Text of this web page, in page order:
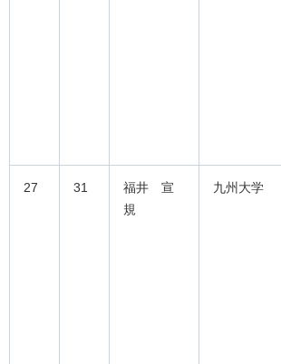
27 31
福井 宣
規
九州大学